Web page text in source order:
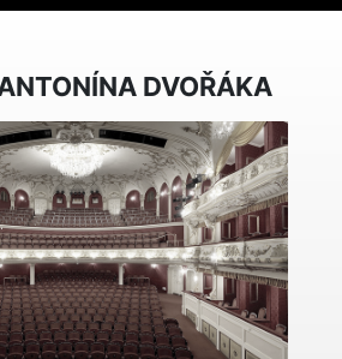
DVOŘÁKA